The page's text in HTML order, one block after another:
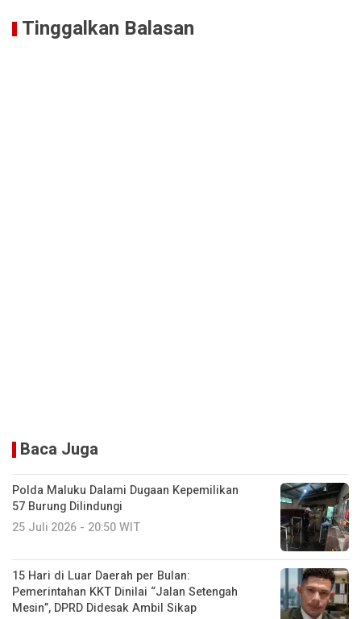
Tinggalkan Balasan
Baca Juga
Polda Maluku Dalami Dugaan Kepemilikan
57 Burung Dilindungi
25 Juli 2026 - 20:50 WIT
15 Hari di Luar Daerah per Bulan:
Pemerintahan KKT Dinilai “Jalan Setengah
Mesin”, DPRD Didesak Ambil Sikap